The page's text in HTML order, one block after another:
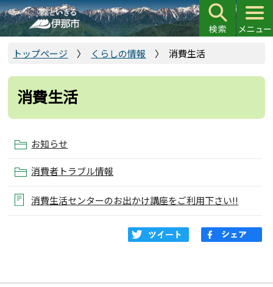
こ
の
ペ
の
頭
トップページ くらしの情報 消費生活
消費生活
お知らせ
消費者トラブル情報
消費生活センターのお出かけ講座をご利用下さい!!